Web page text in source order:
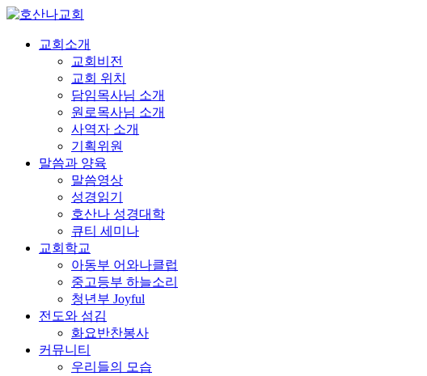
교회소개
교회비전
교회 위치
담임목사님 소개
원로목사님 소개
사역자 소개
기획위원
말씀과 양육
말씀영상
성경읽기
호산나 성경대학
큐티 세미나
교회학교
아동부 어와나클럽
중고등부 하늘소리
청년부 Joyful
전도와 섬김
화요반찬봉사
커뮤니티
우리들의 모습